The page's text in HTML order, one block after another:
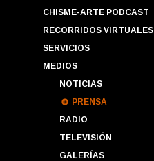
CHISME-ARTE PODCAST
RECORRIDOS VIRTUALES
SERVICIOS
MEDIOS
NOTICIAS
PRENSA
RADIO
TELEVISIÓN
GALERÍAS